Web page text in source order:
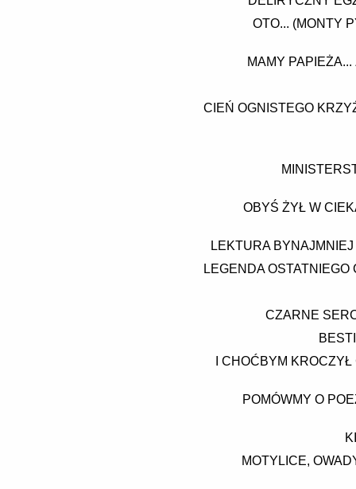
OTO... (MONTY
MAMY
CIEŃ OGNISTEGO
OBYŚ ŻYŁ W
LEKTURA
LEGENDA
CZARNE
I CHOĆBYM
POMÓWMY O
MOTYLICE,